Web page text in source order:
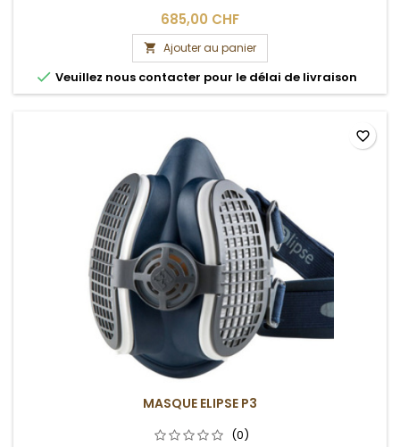
685,00 CHF
 Ajouter au panier
 Veuillez nous contacter pour le délai de livraison
MASQUE ELIPSE P3
(0)
favorite_border